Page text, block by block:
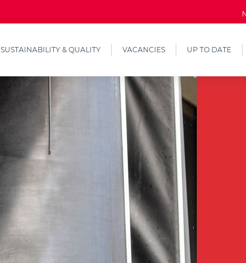
SUSTAINABILITY & QUALITY VACANCIES UP TO DATE